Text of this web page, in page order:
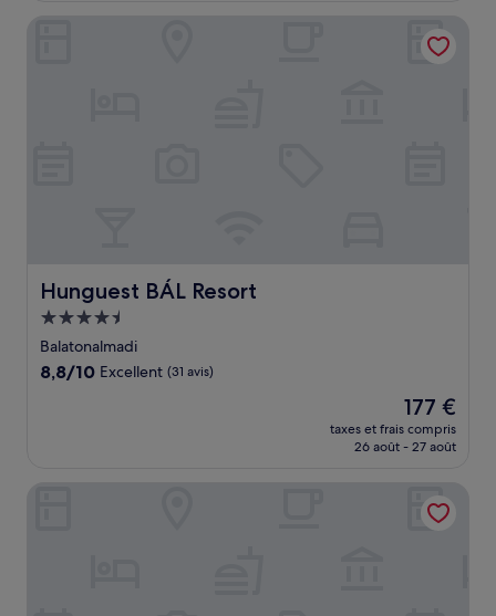
de
173 €
Hunguest BÁL Resort
Hunguest BÁL Resort
Hébergement
4.5 étoiles
Balatonalmadi
8.8
8,8/10 Excellent (31 avis)
Le
nouveau
prix
de
177 €
177 €
taxes et frais compris
26 août - 27 août